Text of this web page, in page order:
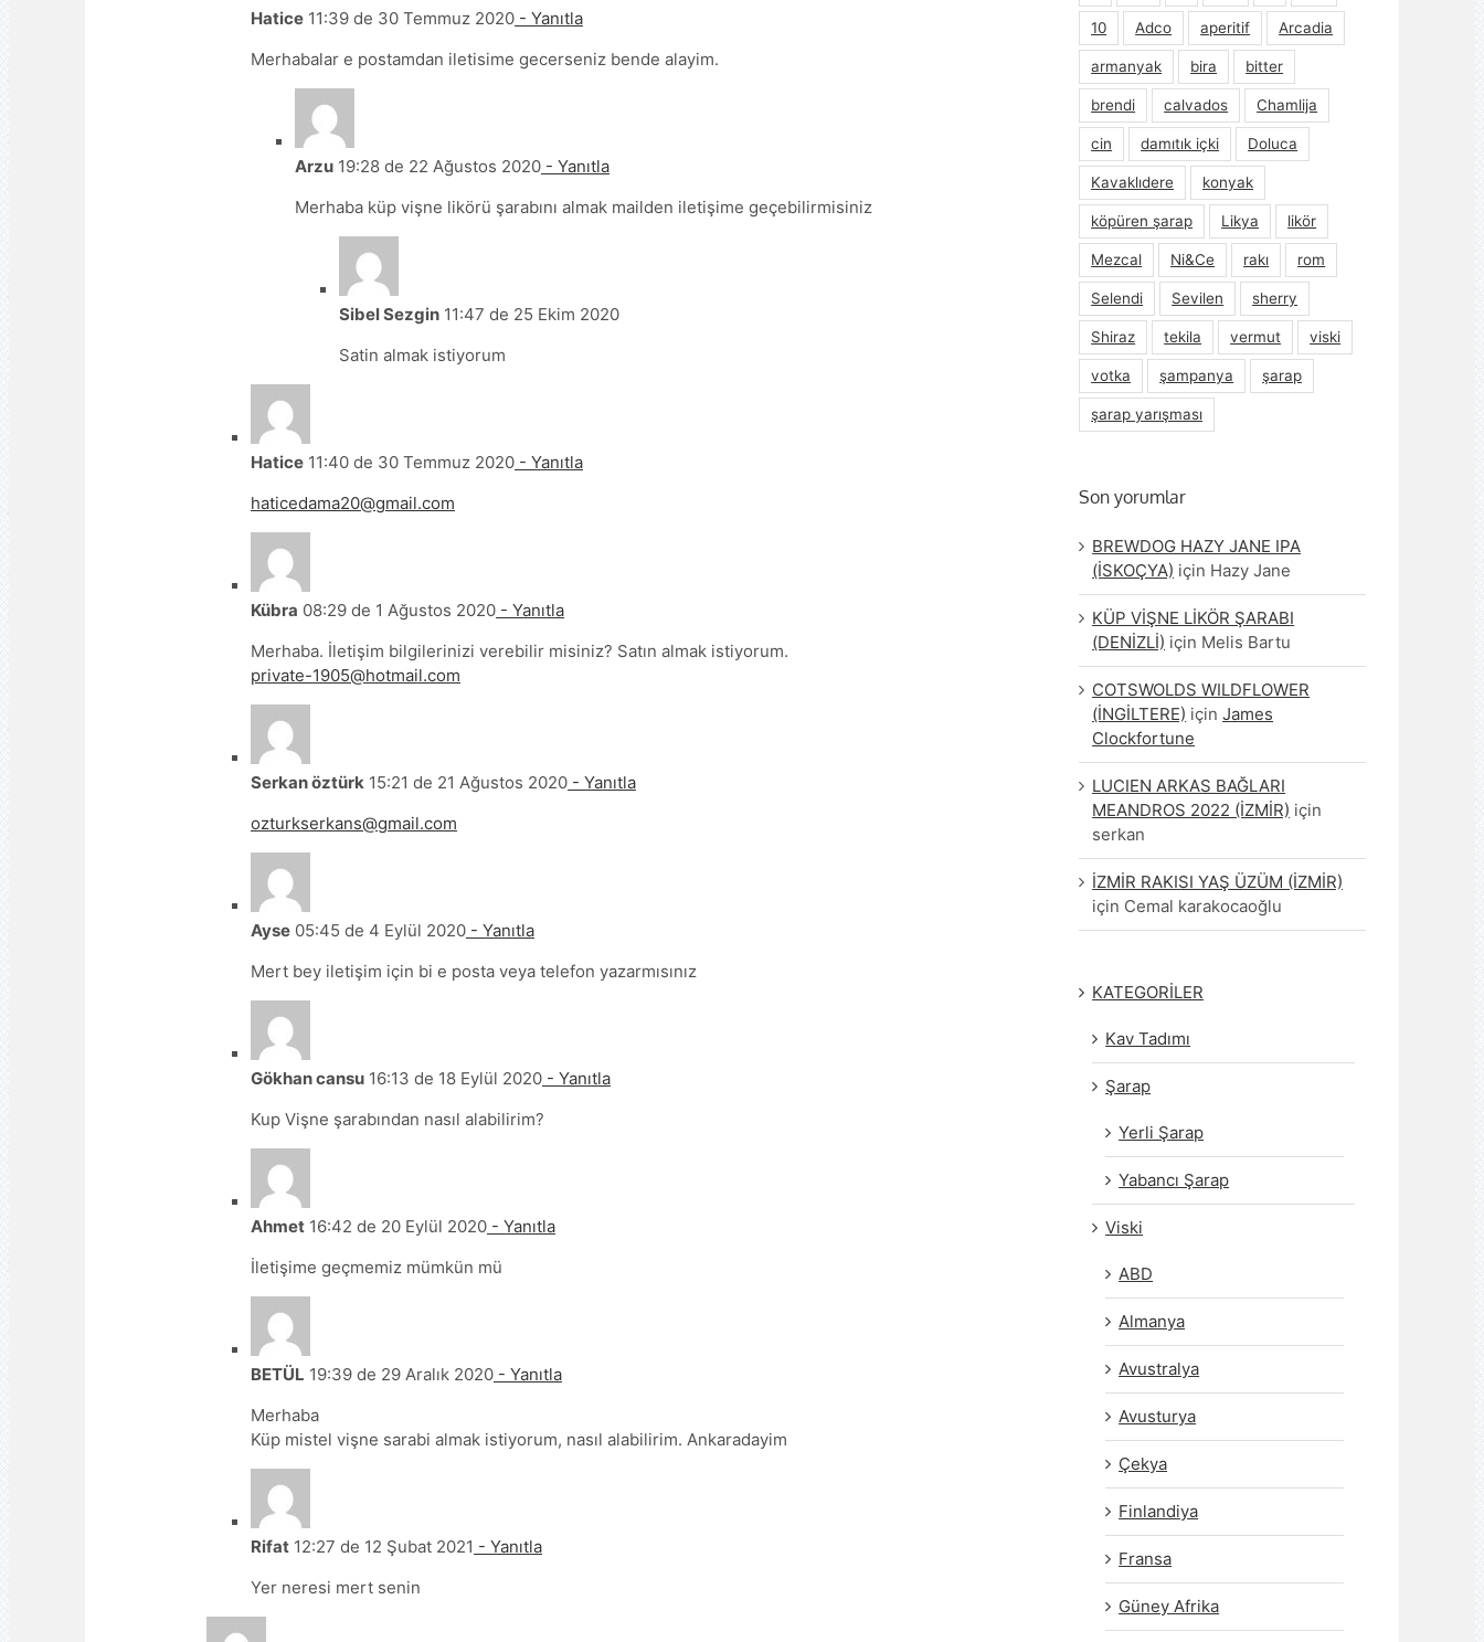
Hatice 11:39 de 30 Temmuz 2020 - Yanıtla
Merhabalar e postamdan iletisime gecerseniz bende alayim.
Arzu 19:28 de 22 Ağustos 2020 - Yanıtla
Merhaba küp vişne likörü şarabını almak mailden iletişime geçebilirmisiniz
Sibel Sezgin 11:47 de 25 Ekim 2020
Satin almak istiyorum
Hatice 11:40 de 30 Temmuz 2020 - Yanıtla
haticedama20@gmail.com
Kübra 08:29 de 1 Ağustos 2020 - Yanıtla
Merhaba. İletişim bilgilerinizi verebilir misiniz? Satın almak istiyorum.
private-1905@hotmail.com
Serkan öztürk 15:21 de 21 Ağustos 2020 - Yanıtla
ozturkserkans@gmail.com
Ayse 05:45 de 4 Eylül 2020 - Yanıtla
Mert bey iletişim için bi e posta veya telefon yazarmısınız
Gökhan cansu 16:13 de 18 Eylül 2020 - Yanıtla
Kup Vişne şarabından nasıl alabilirim?
Ahmet 16:42 de 20 Eylül 2020 - Yanıtla
İletişime geçmemiz mümkün mü
BETÜL 19:39 de 29 Aralık 2020 - Yanıtla
Merhaba
Küp mistel vişne sarabi almak istiyorum, nasıl alabilirim. Ankaradayim
Rifat 12:27 de 12 Şubat 2021 - Yanıtla
Yer neresi mert senin
10 Adco aperitif Arcadia
armanyak bira bitter
brendi calvados Chamlija
cin damıtık içki Doluca
Kavaklıdere konyak
köpüren şarap Likya likör
Mezcal Ni&Ce rakı rom
Selendi Sevilen sherry
Shiraz tekila vermut viski
votka şampanya şarap
şarap yarışması
Son yorumlar
BREWDOG HAZY JANE IPA
(İSKOÇYA) için Hazy Jane
KÜP VİŞNE LİKÖR ŞARABI
(DENİZLİ) için Melis Bartu
COTSWOLDS WILDFLOWER
(İNGİLTERE) içinJames
Clockfortune
LUCIEN ARKAS BAĞLARI
MEANDROS 2022 (İZMİR) için
serkan
İZMİR RAKISI YAŞ ÜZÜM (İZMİR)
için Cemal karakocaoğlu
KATEGORİLER
Kav Tadımı
Şarap
Yerli Şarap
Yabancı Şarap
Viski
ABD
Almanya
Avustralya
Avusturya
Çekya
Finlandiya
Fransa
Güney Afrika